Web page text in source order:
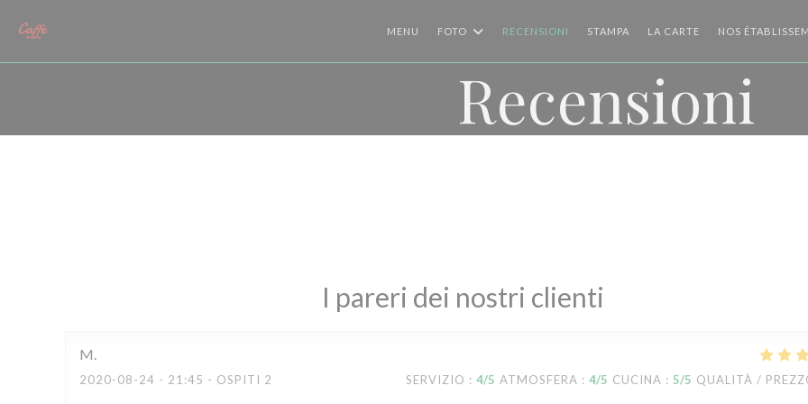
MENU FOTO RECENSIONI STAMPA LA CARTE ((APRE UNA
NOS
Recensioni
I pareri dei nostri clienti
M
2020-08-24 - 21:45 - OSPITI 2 SERVIZIO : 4/5 ATMOSFERA : 4/5 CUCINA : 5/5 QUALITÀ /